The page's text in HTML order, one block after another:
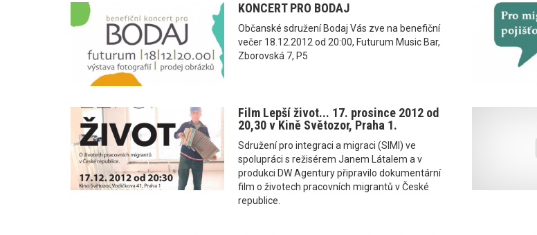
KONCERT PRO BODAJ
Občanské sdružení Bodaj Vás zve na benefiční
večer 18.12.2012 od 20:00, Futurum Music Bar,
Zborovská 7, P5
Film Lepší život... 17. prosince 2012 od
20,30 v Kině Světozor, Praha 1.
Sdružení pro integraci a migraci (SIMI) ve
spolupráci s režisérem Janem Látalem a v
produkci DW Agentury připravilo dokumentární
film o životech pracovních migrantů v České
republice.